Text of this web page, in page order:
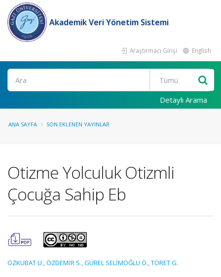
Akademik Veri Yönetim Sistemi
Araştırmacı Girişi English
Ara
Detaylı Arama
ANA SAYFA SON EKLENEN YAYINLAR
Otizme Yolculuk Otizmli
Çocuğa Sahip Eb
ÖZKUBAT U.,ÖZDEMİR S.,GÜREL SELİMOĞLU Ö.,TÖRET G.